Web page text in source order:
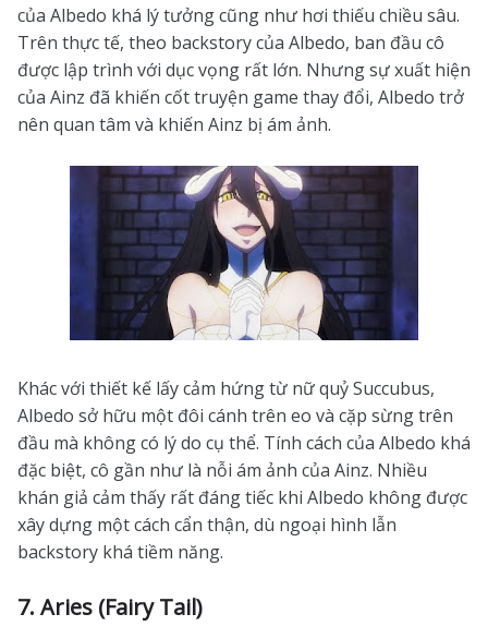
của Albedo khá lý tưởng cũng như hơi thiếu chiều sâu.
Trên thực tế, theo backstory của Albedo, ban đầu cô
được lập trình với dục vọng rất lớn. Nhưng sự xuất hiện
của Ainz đã khiến cốt truyện game thay đổi, Albedo trở
nên quan tâm và khiến Ainz bị ám ảnh.
Khác với thiết kế lấy cảm hứng từ nữ quỷ Succubus,
Albedo sở hữu một đôi cánh trên eo và cặp sừng trên
đầu mà không có lý do cụ thể. Tính cách của Albedo khá
đặc biệt, cô gần như là nỗi ám ảnh của Ainz. Nhiều
khán giả cảm thấy rất đáng tiếc khi Albedo không được
xây dựng một cách cẩn thận, dù ngoại hình lẫn
backstory khá tiềm năng.
7. Aries (Fairy Tail)